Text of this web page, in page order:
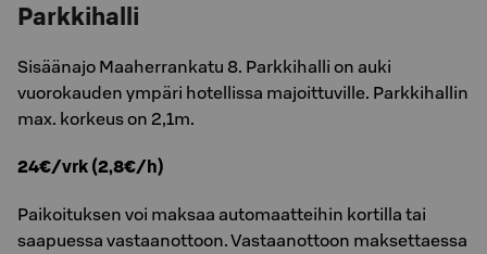
Parkkihalli
Sisäänajo Maaherrankatu 8. Parkkihalli on auki
vuorokauden ympäri hotellissa majoittuville. Parkkihallin
max. korkeus on 2,1m.
24€/vrk (2,8€/h)
Paikoituksen voi maksaa automaatteihin kortilla tai
saapuessa vastaanottoon. Vastaanottoon maksettaessa